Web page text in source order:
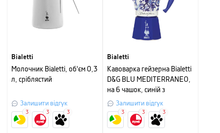
Bialetti
Молочник Bialetti, об'єм 0,3
л, сріблястий
Залишити відгук
3 3 3
Bialetti
Кавоварка гейзерна Bialetti
D&G BLU MEDITERRANEO,
на 6 чашок, синій з
малюнком
Залишити відгук
3 3 3